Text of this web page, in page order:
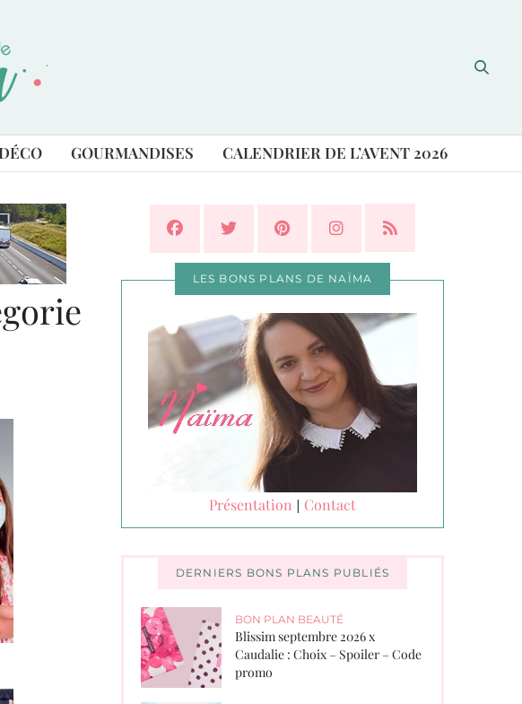
GOURMANDISES CALENDRIER DE L’AVENT 2026
LES BONS PLANS DE NAÏMA
Présentation | Contact
DERNIERS BONS PLANS PUBLIÉS
BON PLAN BEAUTÉ
Blissim septembre 2026 x
Caudalie : Choix – Spoiler – Code
promo